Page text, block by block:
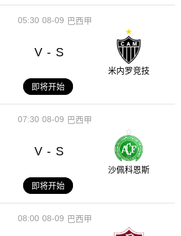
08-09
05:30 巴西甲
V - S
米内罗竞技
即将开始
08-09
07:30 巴西甲
V - S
沙佩科恩斯
即将开始
08-09
08:00 巴西甲